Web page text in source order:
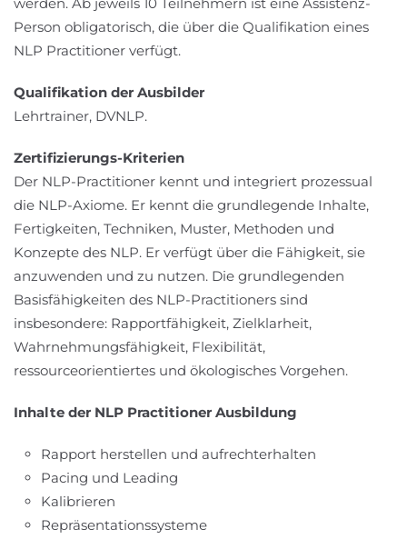
Person obligatorisch, die über die Qualifikation eines
NLP Practitioner verfügt.
Qualifikation der Ausbilder
Lehrtrainer, DVNLP.
Zertifizierungs-Kriterien
Der NLP-Practitioner kennt und integriert prozessual
die NLP-Axiome. Er kennt die grundlegende Inhalte,
Fertigkeiten, Techniken, Muster, Methoden und
Konzepte des NLP. Er verfügt über die Fähigkeit, sie
anzuwenden und zu nutzen. Die grundlegenden
Basisfähigkeiten des NLP-Practitioners sind
insbesondere: Rapportfähigkeit, Zielklarheit,
Wahrnehmungsfähigkeit, Flexibilität,
ressourceorientiertes und ökologisches Vorgehen.
Inhalte der NLP Practitioner Ausbildung
Rapport herstellen und aufrechterhalten
Pacing und Leading
Kalibrieren
Repräsentationssysteme